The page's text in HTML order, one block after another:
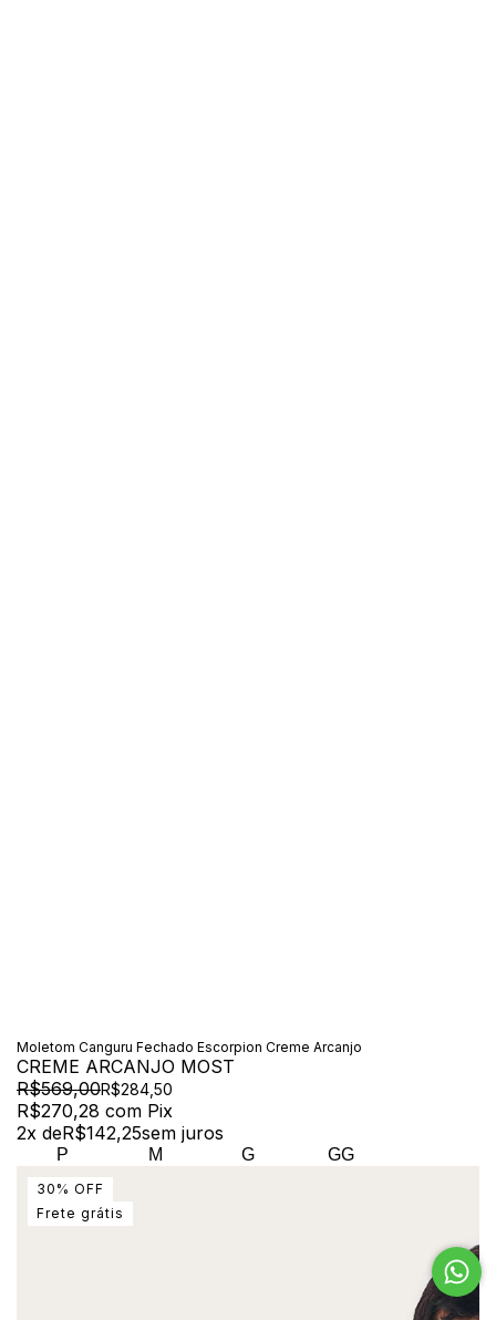
Moletom Canguru Fechado Escorpion Creme Arcanjo
CREME ARCANJO MOST
R$569,00R$284,50
R$270,28 com Pix
2x deR$142,25sem juros
P M G GG
30 % OFF
Frete grátis